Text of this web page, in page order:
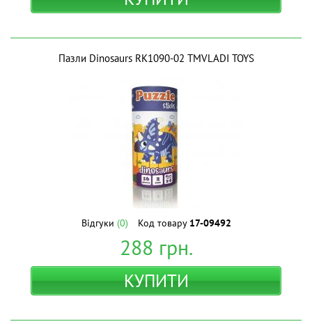
Пазли Dinosaurs RK1090-02 ТМVLADI TOYS
Відгуки (0) Код товару 17-09492
288 грн.
КУПИТИ